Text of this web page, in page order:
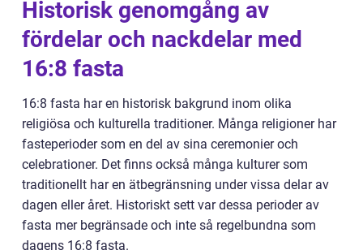
Historisk genomgång av
fördelar och nackdelar med
16:8 fasta
16:8 fasta har en historisk bakgrund inom olika
religiösa och kulturella traditioner. Många religioner har
fasteperioder som en del av sina ceremonier och
celebrationer. Det finns också många kulturer som
traditionellt har en ätbegränsning under vissa delar av
dagen eller året. Historiskt sett var dessa perioder av
fasta mer begränsade och inte så regelbundna som
dagens 16:8 fasta.